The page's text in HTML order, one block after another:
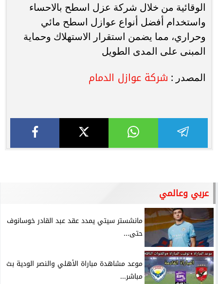
الوقائية من خلال شركة عزل اسطح بالاحساء
واستخدام أفضل أنواع عوازل اسطح مائي
وحراري، مما يضمن استقرار الاستهلاك وحماية
المبنى على المدى الطويل
المصدر : شركة عوازل الدمام
عربي وعالمي
مانشستر سيتي يمدد عقد عبد القادر خوسانوف
حتى...
موعد مشاهدة مباراة الأهلي والنصر الودية بث
مباشر...